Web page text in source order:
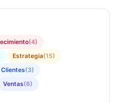
(4)
Estrategia(15)
Clientes(3)
Ventas(6)